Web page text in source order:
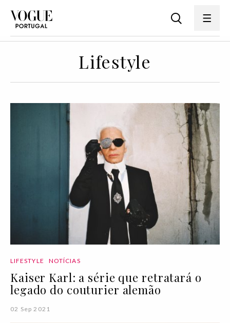
Lifestyle
LIFESTYLE NOTÍCIAS
Kaiser Karl: a série que retratará o
legado do couturier alemão
02 Sep 2021